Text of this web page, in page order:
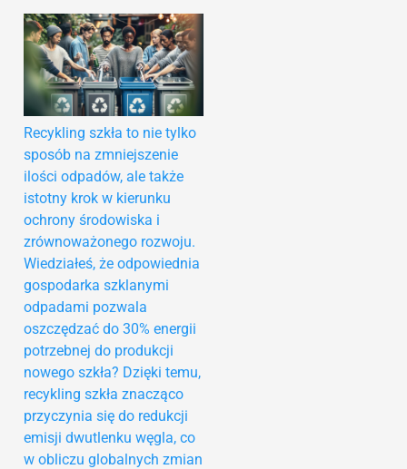
Recykling szkła to nie tylko
sposób na zmniejszenie
ilości odpadów, ale także
istotny krok w kierunku
ochrony środowiska i
zrównoważonego rozwoju.
Wiedziałeś, że odpowiednia
gospodarka szklanymi
odpadami pozwala
oszczędzać do 30% energii
potrzebnej do produkcji
nowego szkła? Dzięki temu,
recykling szkła znacząco
przyczynia się do redukcji
emisji dwutlenku węgla, co
w obliczu globalnych zmian